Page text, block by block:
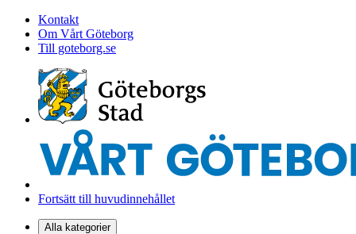
Kontakt
Om Vårt Göteborg
Till goteborg.se
Fortsätt till huvudinnehållet
Alla kategorier